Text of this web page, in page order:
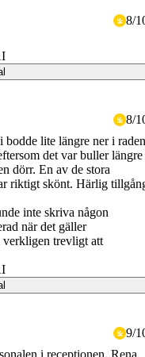
8/
8/
lite längre ner i raden
det var buller längre
dörr. En av de stora
riktigt skönt. Härlig
inte skriva någon
när det gäller
verkligen trevligt att
9/